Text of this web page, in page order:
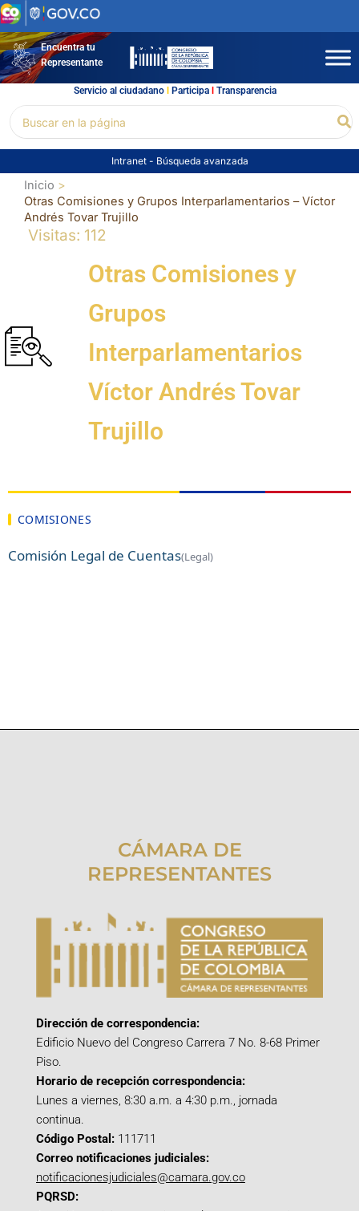
Ir
al
contenidoEncuentra tu
Representante
Servicio al ciudadano l Participal Transparencia
por:
Intranet - Búsqueda avanzada
Inicio
Otras Comisiones y Grupos Interparlamentarios – Víctor
Andrés Tovar Trujillo
Visitas: 112
Otras Comisiones y
Grupos
Interparlamentarios
Víctor Andrés Tovar
Trujillo
COMISIONES
Comisión Legal de Cuentas(Legal)
CÁMARA DE
REPRESENTANTES
Dirección de correspondencia:
Edificio Nuevo del Congreso Carrera 7 No. 8-68 Primer
Piso.
Horario de recepción correspondencia:
Lunes a viernes, 8:30 a.m. a 4:30 p.m., jornada
continua.
Código Postal: 111711
Correo notificaciones judiciales:
notificacionesjudiciales@camara.gov.co
PQRSD: